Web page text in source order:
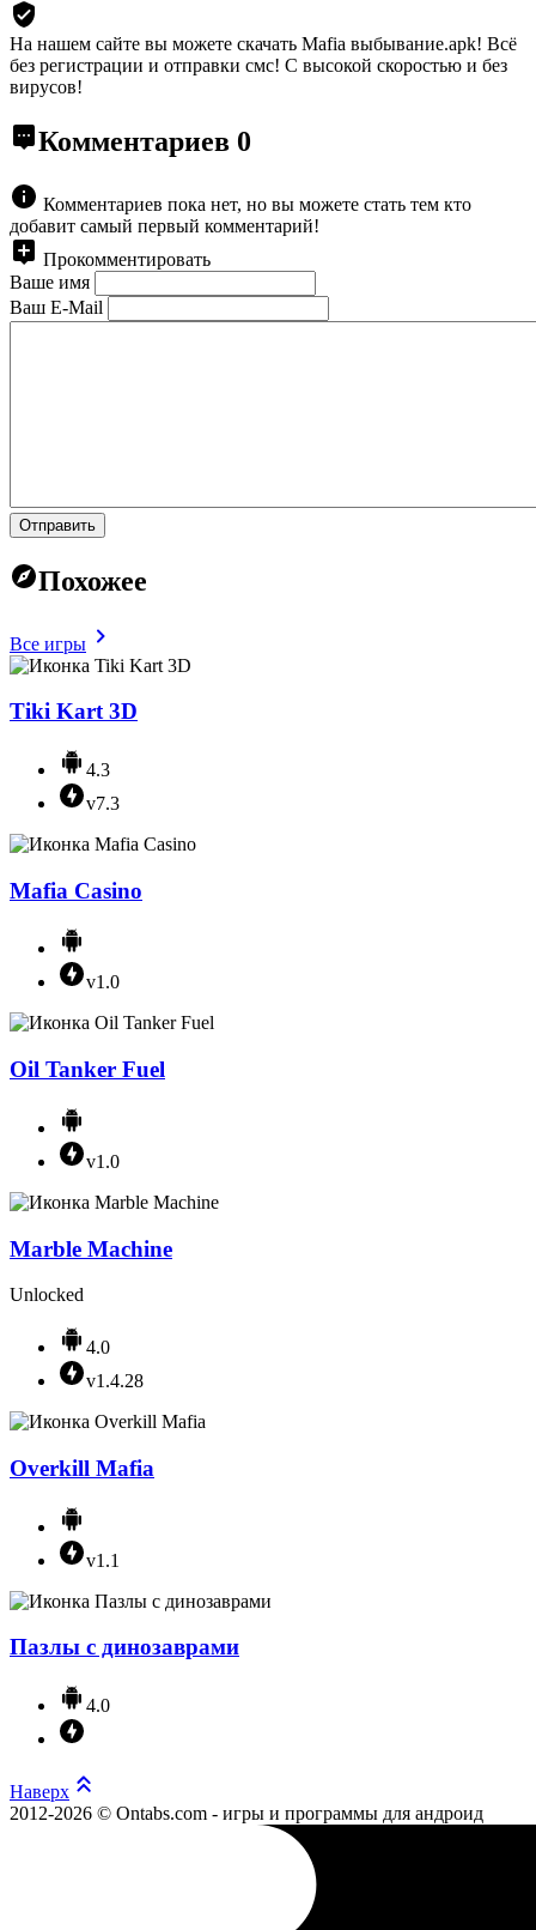
На нашем сайте вы можете скачать Mafia выбывание.apk! Всё
без регистрации и отправки смс! С высокой скоростью и без
вирусов!
Комментариев 0
Комментариев пока нет, но вы можете стать тем кто
добавит самый первый комментарий!
Прокомментировать
Ваше имя
Ваш E-Mail
Отправить
Похожее
Все игры
Tiki Kart 3D
4.3
v7.3
Mafia Casino
v1.0
Oil Tanker Fuel
v1.0
Marble Machine
Unlocked
4.0
v1.4.28
Overkill Mafia
v1.1
Пазлы с динозаврами
4.0
Наверх
2012-2026 © Ontabs.com - игры и программы для андроид